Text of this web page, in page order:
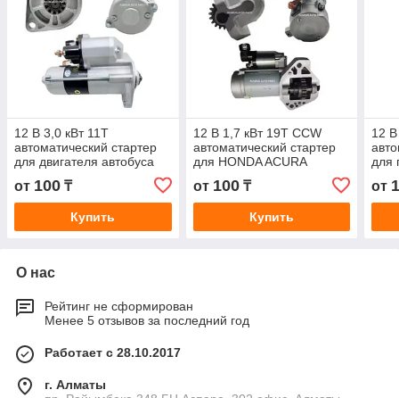
12 В 3,0 кВт 11T
автоматический стартер
для двигателя автобуса
TOYOTA COASTER N04C
Hino 300 428000-4620
428000
от 100 ₸
Купить
12 В 1,7 кВт 19T CCW
автоматический стартер
для HONDA ACURA
428000-5380 4280005380
31200R70A51 10912N
от 100₸
Купить
12 В
для
от
О нас
Рейтинг не сформирован
Менее 5 отзывов за последний год
Работает с 28.10.2017
г. Алматы